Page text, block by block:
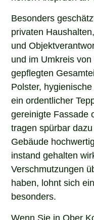
Besonders
privaten
und
und im Umkreis
gepflegten
Polster, hygienische
ein ordentlicher
gereinigte Fassade
tragen spürbar
Gebäude
instand gehalten
Verschmutzungen
haben, lohnt sich
besonders.
Wenn Sie in Ober